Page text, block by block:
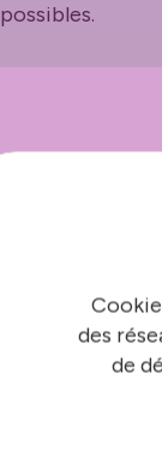
possibles.
des
de